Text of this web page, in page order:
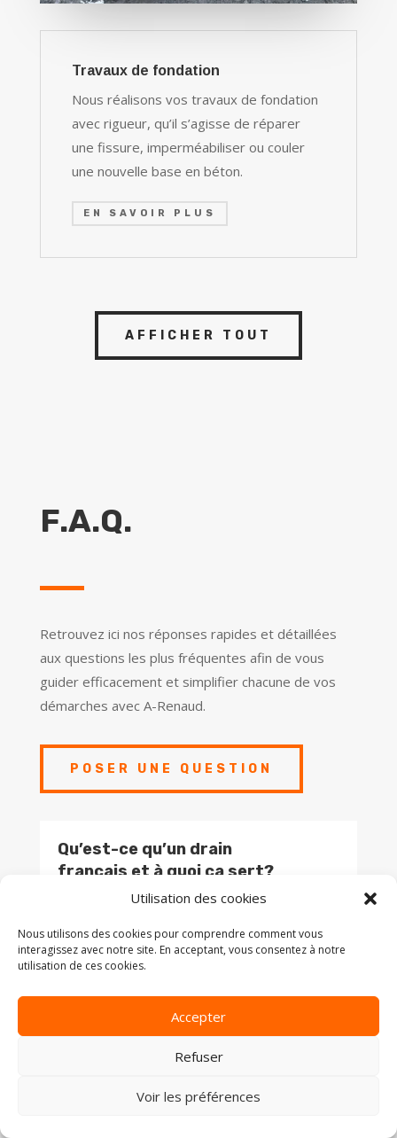
Utilisation des cookies
Nous utilisons des cookies pour comprendre comment vous
interagissez avec notre site. En acceptant, vous consentez à notre
utilisation de ces cookies.
Accepter
Refuser
Voir les préférences
Travaux de fondation
Nous réalisons vos travaux de fondation
avec rigueur, qu’il s’agisse de réparer
une fissure, imperméabiliser ou couler
une nouvelle base en béton.
EN SAVOIR PLUS
AFFICHER TOUT
F.A.Q.
Retrouvez ici nos réponses rapides et détaillées
aux questions les plus fréquentes afin de vous
guider efficacement et simplifier chacune de vos
démarches avec A-Renaud.
POSER UNE QUESTION
Qu’est-ce qu’un drain
français et à quoi ça sert?
à la base des fondations pour capter et
éloigner l’eau autour du bâtiment. Il aide à
fortes pluies ou de la fonte des neiges.
Comment savoir si mon drain